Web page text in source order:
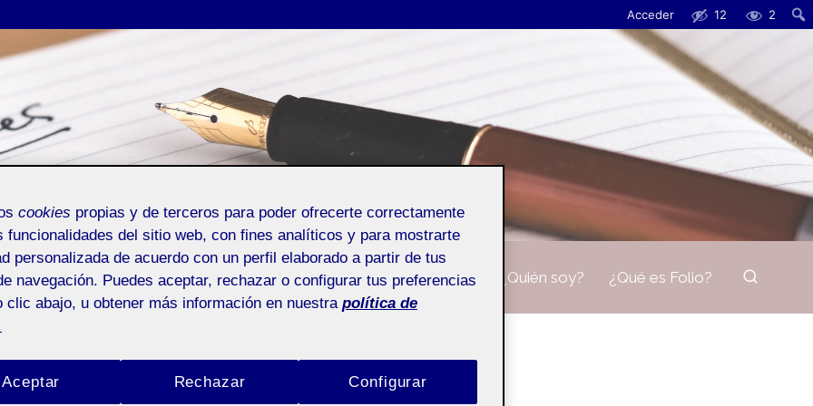
Acceder 12 2
¿Quién soy? ¿Qué es Folio?
cookies propias y de terceros para poder ofrecerte correctamente
funcionalidades del sitio web, con fines analíticos y para mostrarte
personalizada de acuerdo con un perfil elaborado a partir de tus
navegación. Puedes aceptar, rechazar o configurar tus preferencias
clic abajo, u obtener más información en nuestra política de
Rechazar
Aceptar Configurar